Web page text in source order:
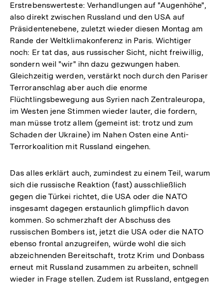
Erstrebenswerteste: Verhandlungen auf "Augenhöhe",
also direkt zwischen Russland und den USA auf
Präsidentenebene, zuletzt wieder diesen Montag am
Rande der Weltklimakonferenz in Paris. Wichtiger
noch: Er tat das, aus russischer Sicht, nicht freiwillig,
sondern weil "wir" ihn dazu gezwungen haben.
Gleichzeitig werden, verstärkt noch durch den Pariser
Terroranschlag aber auch die enorme
Flüchtlingsbewegung aus Syrien nach Zentraleuropa,
im Westen jene Stimmen wieder lauter, die fordern,
man müsse trotz allem (gemeint ist: trotz und zum
Schaden der Ukraine) im Nahen Osten eine Anti-
Terrorkoalition mit Russland eingehen.
Das alles erklärt auch, zumindest zu einem Teil, warum
sich die russische Reaktion (fast) ausschließlich
gegen die Türkei richtet, die USA oder die NATO
insgesamt dagegen erstaunlich glimpflich davon
kommen. So schmerzhaft der Abschuss des
russischen Bombers ist, jetzt die USA oder die NATO
ebenso frontal anzugreifen, würde wohl die sich
abzeichnenden Bereitschaft, trotz Krim und Donbass
erneut mit Russland zusammen zu arbeiten, schnell
wieder in Frage stellen. Zudem ist Russland, entgegen